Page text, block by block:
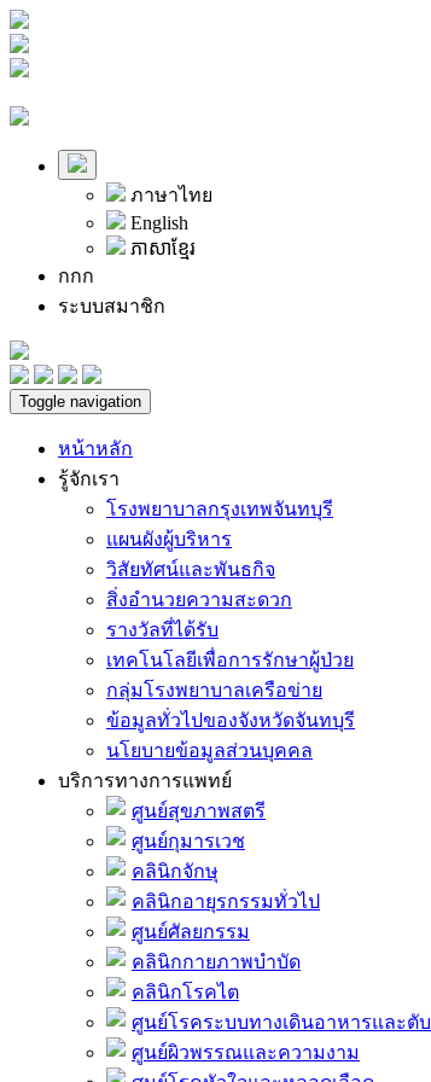
ภาษาไทย
English
ភាសាខ្មែរ
กกก
ระบบสมาชิก
Toggle navigation
หน้าหลัก
รู้จักเรา
โรงพยาบาลกรุงเทพจันทบุรี
แผนผังผู้บริหาร
วิสัยทัศน์และพันธกิจ
สิ่งอำนวยความสะดวก
รางวัลที่ได้รับ
เทคโนโลยีเพื่อการรักษาผู้ป่วย
กลุ่มโรงพยาบาลเครือข่าย
ข้อมูลทั่วไปของจังหวัดจันทบุรี
นโยบายข้อมูลส่วนบุคคล
บริการทางการแพทย์
ศูนย์สุขภาพสตรี
ศูนย์กุมารเวช
คลินิกจักษุ
คลินิกอายุรกรรมทั่วไป
ศูนย์ศัลยกรรม
คลินิกกายภาพบำบัด
คลินิกโรคไต
ศูนย์โรคระบบทางเดินอาหารและตับ
ศูนย์ผิวพรรณและความงาม